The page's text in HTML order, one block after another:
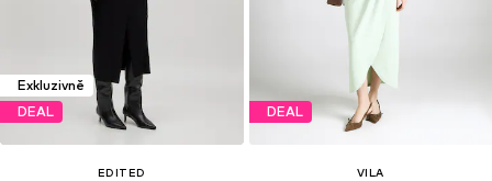
Exkluzivně
DEAL
EDITED
DEAL
VILA